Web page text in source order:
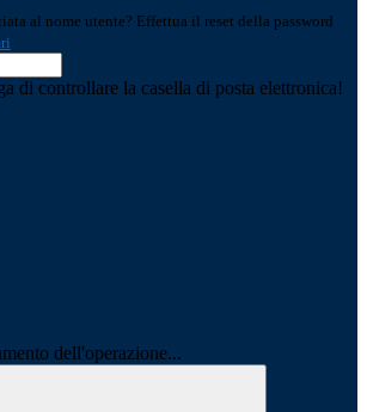
al nome utente? Effettua il reset della password
di controllare la casella di posta elettronica!
dell'operazione...